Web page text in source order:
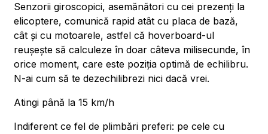
Senzorii giroscopici, asemănători cu cei prezenți la
elicoptere, comunică rapid atât cu placa de bază,
cât și cu motoarele, astfel că hoverboard-ul
reușește să calculeze în doar câteva milisecunde, în
orice moment, care este poziția optimă de echilibru.
N-ai cum să te dezechilibrezi nici dacă vrei.
Atingi până la 15 km/h
Indiferent ce fel de plimbări preferi: pe cele cu